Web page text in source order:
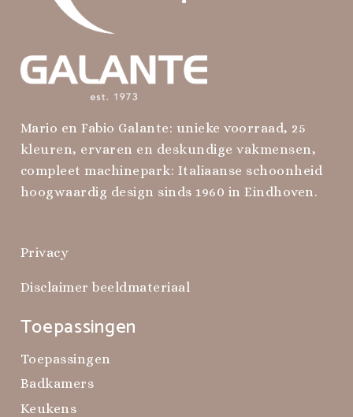
Mario en Fabio Galante: unieke voorraad, 25
kleuren, ervaren en deskundige vakmensen,
compleet machinepark: Italiaanse schoonheid
hoogwaardig design sinds 1960 in Eindhoven.
Privacy
Disclaimer beeldmateriaal
Toepassingen
Toepassingen
Badkamers
Keukens